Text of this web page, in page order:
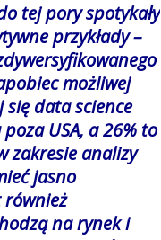
tej pory spotykały
przykłady –
możliwej
data science
USA, a 26% to
zakresie analizy
jasno
również
na rynek i